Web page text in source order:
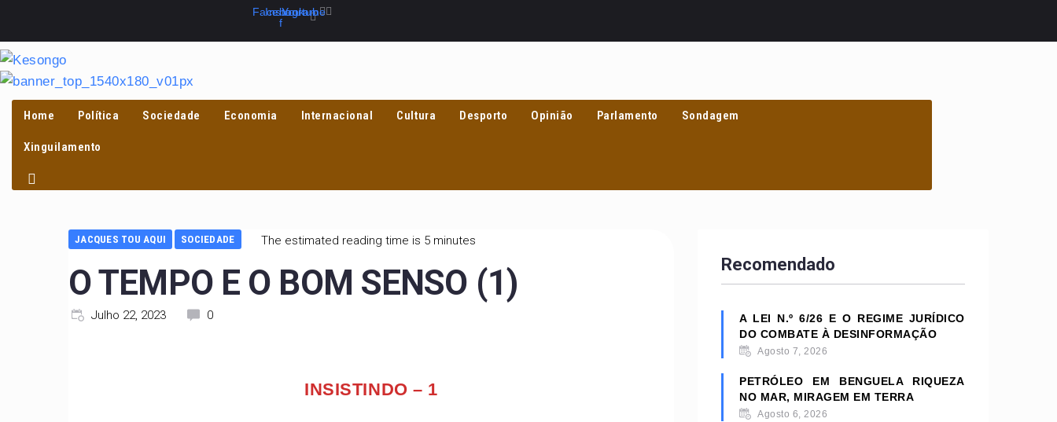
content
Facebook-
f
Instagram
Youtube
Home Política Sociedade Economia Internacional Cultura Desporto Opinião Parlamento Sondagem
Xinguilamento
JACQUES TOU AQUI SOCIEDADE The estimated reading time is 5 minutes
O TEMPO E O BOM SENSO (1)
Julho 22, 2023 0
INSISTINDO – 1
Recomendado
A LEI N.º 6/26 E O REGIME JURÍDICO
DO COMBATE À DESINFORMAÇÃO
Agosto 7, 2026
PETRÓLEO EM BENGUELA RIQUEZA
NO MAR, MIRAGEM EM TERRA
Agosto 6, 2026